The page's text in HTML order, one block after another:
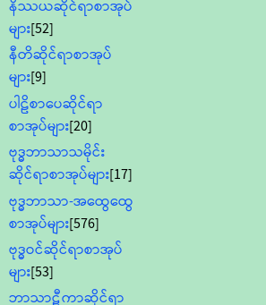
နိဿယဆိုင်ရာစာအုပ်
များ[52]
နီတိဆိုင်ရာစာအုပ်
များ[9]
ပါဠိစာပေဆိုင်ရာ
စာအုပ်များ[20]
ဗုဒ္ဓဘာသာသမိုင်း
ဆိုင်ရာစာအုပ်များ[17]
ဗုဒ္ဓဘာသာ-အထွေထွေ
စာအုပ်များ[576]
ဗုဒ္ဓဝင်ဆိုင်ရာစာအုပ်
များ[53]
ဘာသာဋီကာဆိုင်ရာ